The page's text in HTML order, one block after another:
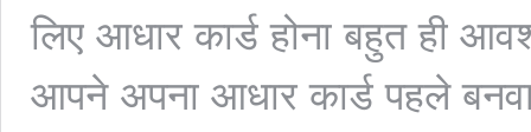
लिए आधार कार्ड होना बहुत ही
आपने अपना आधार कार्ड पहले